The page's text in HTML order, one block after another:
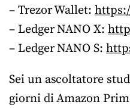
– Trezor Wallet:
– Ledger NANO X:
– Ledger NANO S:
Sei un ascoltatore
giorni di Amazon